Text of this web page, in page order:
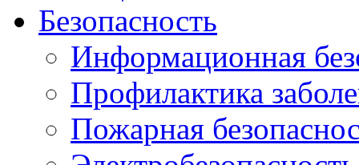
Безопасность
Информационная
Профилактика
Пожарная